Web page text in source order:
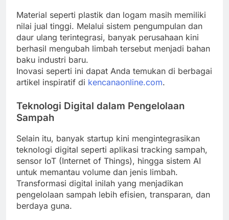
Material seperti plastik dan logam masih memiliki
nilai jual tinggi. Melalui sistem pengumpulan dan
daur ulang terintegrasi, banyak perusahaan kini
berhasil mengubah limbah tersebut menjadi bahan
baku industri baru.
Inovasi seperti ini dapat Anda temukan di berbagai
artikel inspiratif di kencanaonline.com.
Teknologi Digital dalam Pengelolaan
Sampah
Selain itu, banyak startup kini mengintegrasikan
teknologi digital seperti aplikasi tracking sampah,
sensor IoT (Internet of Things), hingga sistem AI
untuk memantau volume dan jenis limbah.
Transformasi digital inilah yang menjadikan
pengelolaan sampah lebih efisien, transparan, dan
berdaya guna.